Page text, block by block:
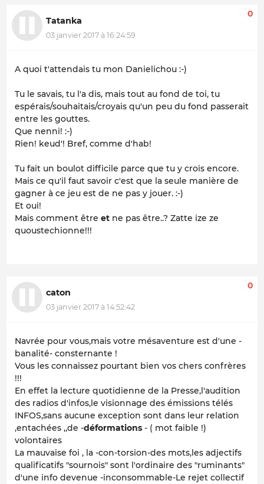
Tatanka
03 janvier 2017 à 16:24:59
0
A quoi t'attendais tu mon Danielichou :-)
Tu le savais, tu l'a dis, mais tout au fond de toi, tu
espérais/souhaitais/croyais qu'un peu du fond passerait
entre les gouttes.
Que nenni! :-)
Rien! keud'! Bref, comme d'hab!
Tu fait un boulot difficile parce que tu y crois encore.
Mais ce qu'il faut savoir c'est que la seule manière de
gagner à ce jeu est de ne pas y jouer. :-)
Et oui!
Mais comment être et ne pas être..? Zatte ize ze
quoustechionne!!!
caton
03 janvier 2017 à 14:52:42
0
Navrée pour vous,mais votre mésaventure est d'une -
banalité- consternante !
Vous les connaissez pourtant bien vos chers confrères
!!!
En effet la lecture quotidienne de la Presse,l'audition
des radios d'infos,le visionnage des émissions télés
INFOS,sans aucune exception sont dans leur relation
,entachées ,,de -déformations - ( mot faible !)
volontaires
La mauvaise foi , la -con-torsion-des mots,les adjectifs
qualificatifs "sournois" sont l'ordinaire des "ruminants"
d'une info devenue -inconsommable-Le rejet collectif